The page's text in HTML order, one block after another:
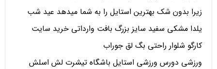
زیرا بدون شک بهترین استایل را به شما میدهد عید شب
یلدا مشکی سفید سایز بزرگ بافت وارداتی خرید سایت
کارگو شلوار راحتی بگ لق جوراب
ورزشی دورس ورزشی استایل باشگاه تیشرت لش اسلش